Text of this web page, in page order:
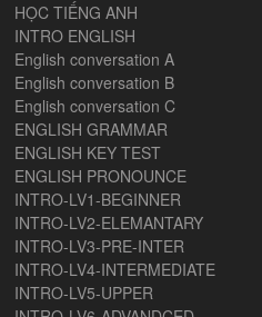
HỌC TIẾNG ANH
INTRO ENGLISH
English conversation A
English conversation B
English conversation C
ENGLISH GRAMMAR
ENGLISH KEY TEST
ENGLISH PRONOUNCE
INTRO-LV1-BEGINNER
INTRO-LV2-ELEMANTARY
INTRO-LV3-PRE-INTER
INTRO-LV4-INTERMEDIATE
INTRO-LV5-UPPER